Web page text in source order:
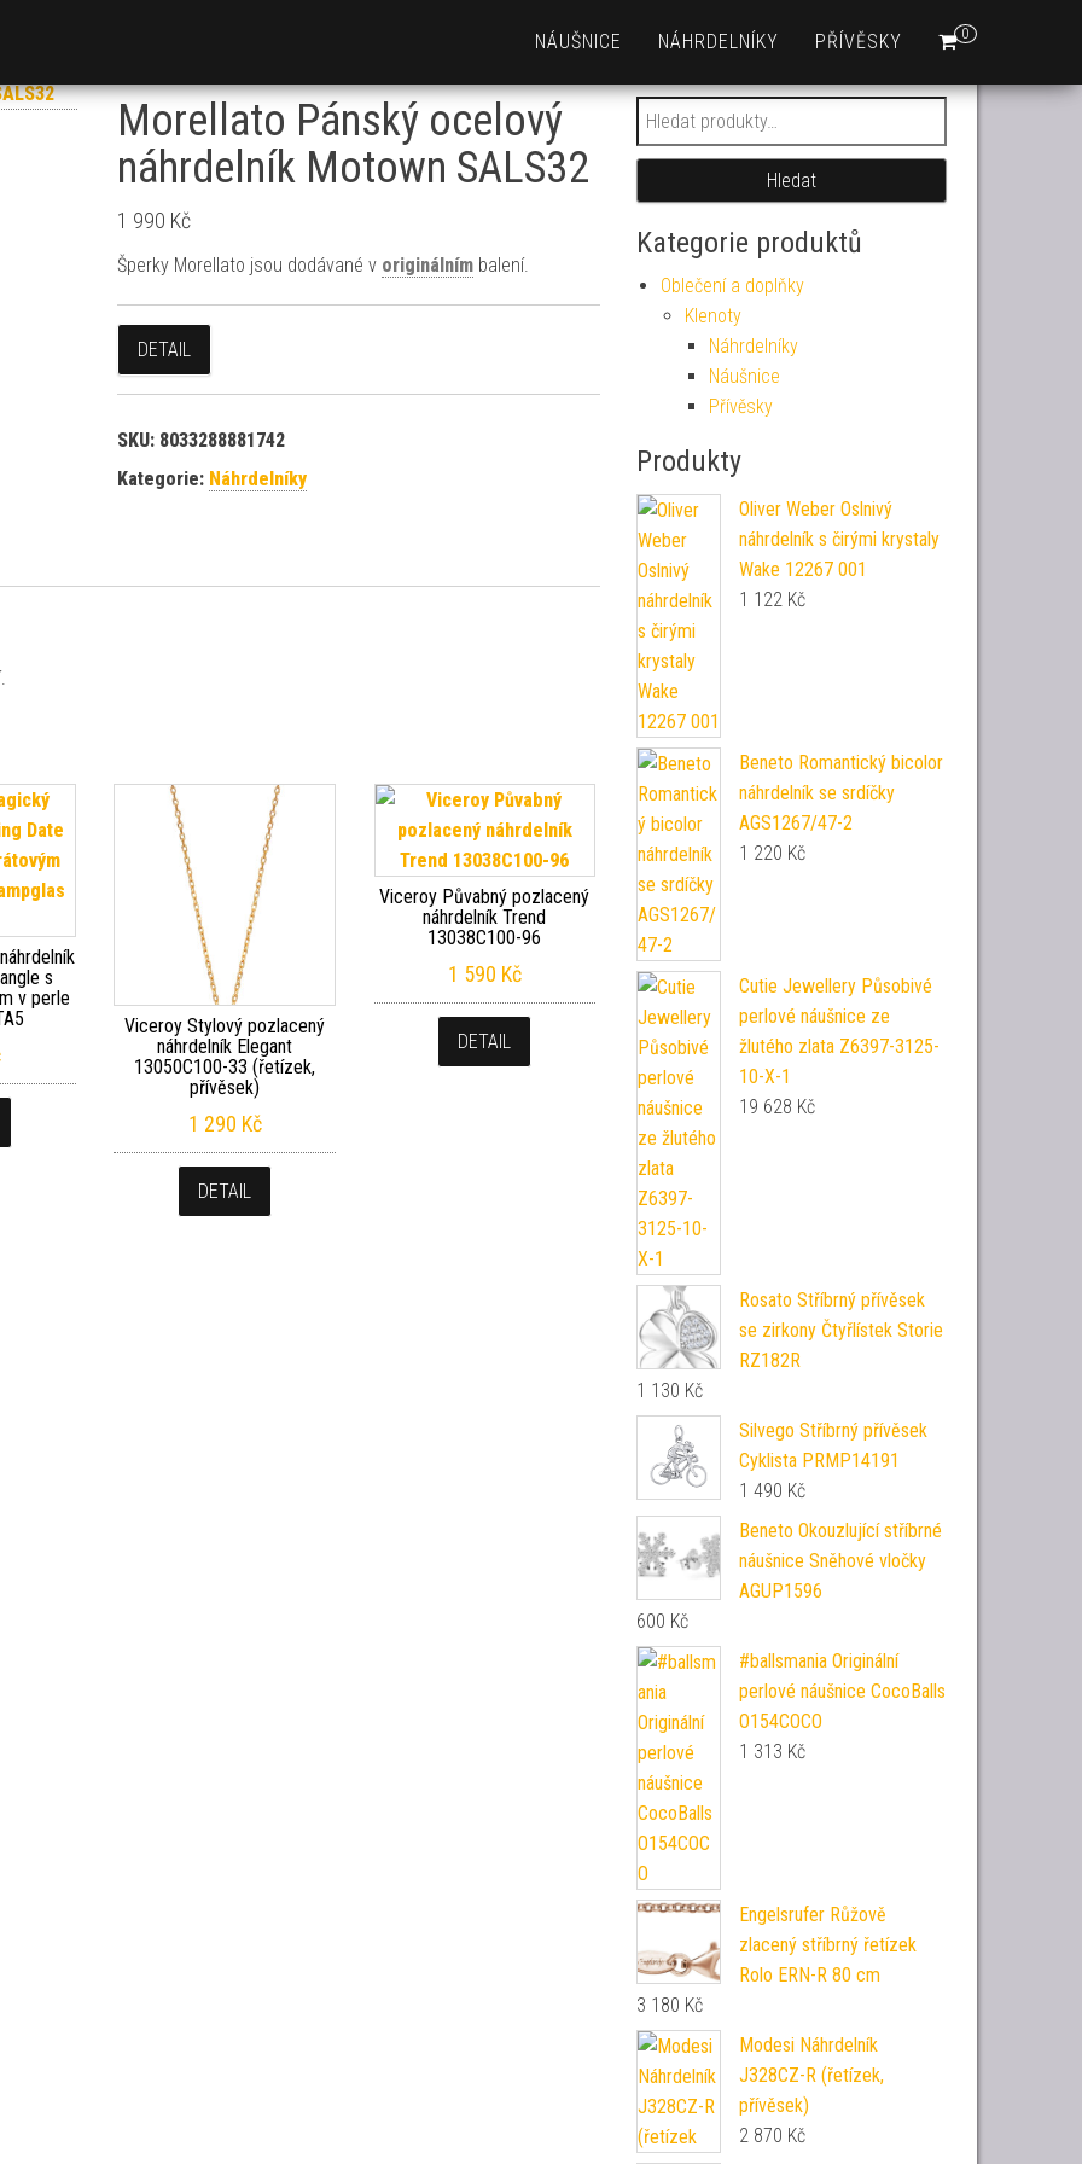
0
NÁUŠNICE NÁHRDELNÍKY PŘÍVĚSKY
Morellato Pánský ocelový
náhrdelník Motown SALS32
1 990 Kč
Šperky Morellato jsou dodávané v originálnímbalení.
DETAIL
SKU: 8033288881742
Kategorie: Náhrdelníky
s
v perle
Viceroy Stylový pozlacený
náhrdelník Elegant
13050C100-33 (řetízek,
přívěsek)
1 290 Kč
DETAIL
Viceroy Půvabný pozlacený
náhrdelník Trend
13038C100-96
1 590 Kč
DETAIL
Hledat:
Hledat
Kategorie produktů
Oblečení a doplňky
Klenoty
Náhrdelníky
Náušnice
Přívěsky
Produkty
Oliver Weber Oslnivý
náhrdelník s čirými krystaly
Wake 12267 001
1 122 Kč
Beneto Romantický bicolor
náhrdelník se srdíčky
AGS1267/47-2
1 220 Kč
Cutie Jewellery Působivé
perlové náušnice ze
žlutého zlata Z6397-3125-
10-X-1
19 628 Kč
Rosato Stříbrný přívěsek
se zirkony Čtyřlístek Storie
RZ182R
1 130 Kč
Silvego Stříbrný přívěsek
Cyklista PRMP14191
1 490 Kč
Beneto Okouzlující stříbrné
náušnice Sněhové vločky
AGUP1596
600 Kč
#ballsmania Originální
perlové náušnice CocoBalls
O154COCO
1 313 Kč
Engelsrufer Růžově
zlacený stříbrný řetízek
Rolo ERN-R 80 cm
3 180 Kč
Modesi Náhrdelník
J328CZ-R (řetízek,
přívěsek)
2 870 Kč